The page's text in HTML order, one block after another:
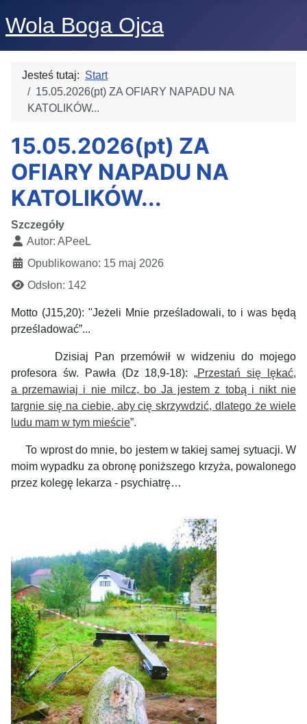
Wola Boga Ojca
Jesteś tutaj: Start
15.05.2026(pt) ZA OFIARY NAPADU NA
KATOLIKÓW...
15.05.2026(pt) ZA
OFIARY NAPADU NA
KATOLIKÓW...
Szczegóły
Autor: APeeL
Opublikowano: 15 maj 2026
Odsłon: 142
Motto (J15,20): "Jeżeli Mnie prześladowali, to i was będą
prześladować”...
Dzisiaj Pan przemówił w widzeniu do mojego
profesora św. Pawła (Dz 18,9-18): „Przestań się lękać,
a przemawiaj i nie milcz, bo Ja jestem z tobą i nikt nie
targnie się na ciebie, aby cię skrzywdzić, dlatego że wiele
ludu mam w tym mieście”.
To wprost do mnie, bo jestem w takiej samej sytuacji. W
moim wypadku za obronę poniższego krzyża, powalonego
przez kolegę lekarza - psychiatrę…